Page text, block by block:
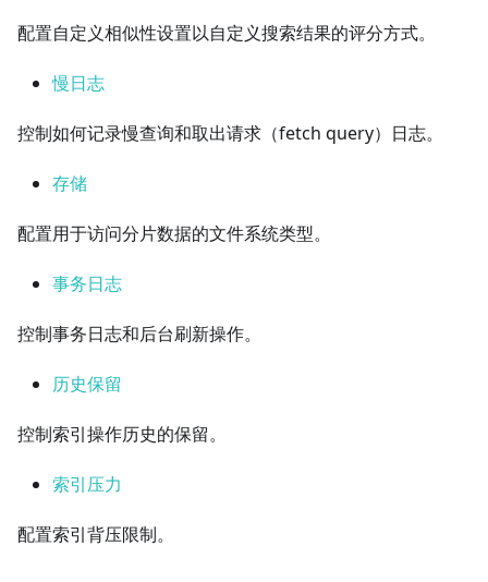
配置自定义相似性设置以自定义搜索结果的评分方式。
慢日志
控制如何记录慢查询和取出请求（fetch query）日志。
存储
配置用于访问分片数据的文件系统类型。
事务日志
控制事务日志和后台刷新操作。
历史保留
控制索引操作历史的保留。
索引压力
配置索引背压限制。